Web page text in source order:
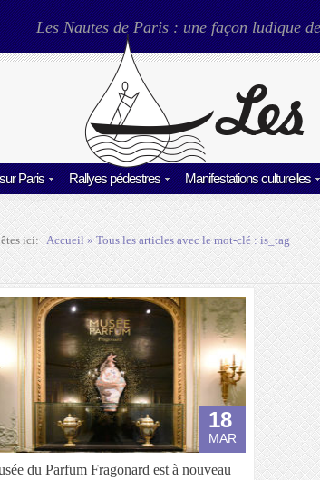
Les Nautes de Paris : une façon ludique
Paris Rallyes pédestres Manifestations culturelles
ici: Accueil» Tous les articles avec le mot-clé :is_tag
18
MAR
du Parfum Fragonard est à nouveau